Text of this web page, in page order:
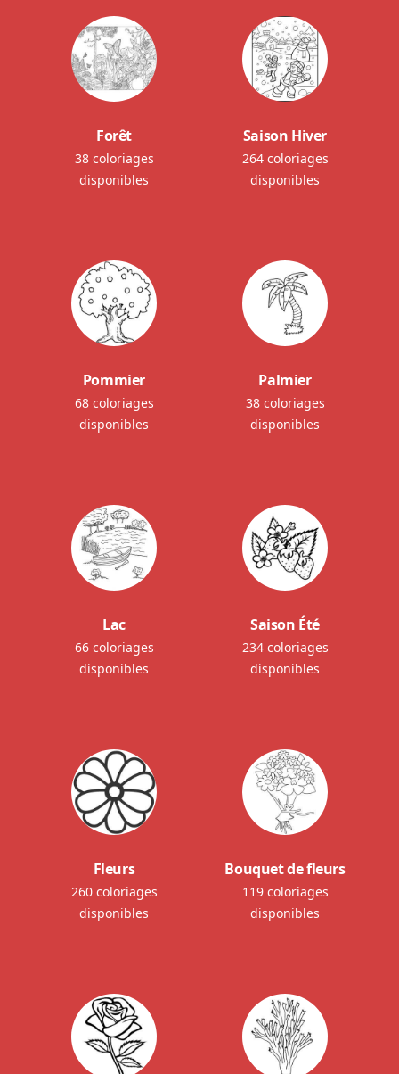
Forêt
38 coloriages
disponibles
Saison Hiver
264 coloriages
disponibles
Pommier
68 coloriages
disponibles
Palmier
38 coloriages
disponibles
Lac
66 coloriages
disponibles
Saison Été
234 coloriages
disponibles
Fleurs
260 coloriages
disponibles
Bouquet de fleurs
119 coloriages
disponibles